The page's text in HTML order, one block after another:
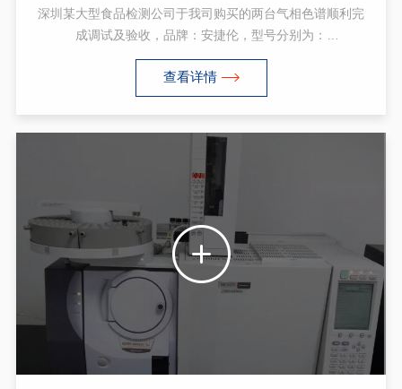
深圳某大型食品检测公司于我司购买的两台气相色谱顺利完
成调试及验收，品牌：安捷伦，型号分别为：
6890N+FID+FPD检测器和6890N+ECD检测器。
查看详情